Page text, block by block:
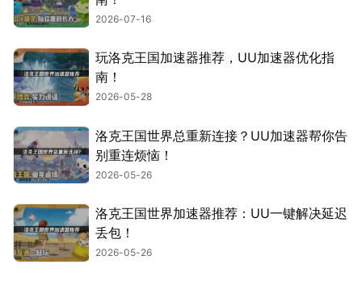
2026-07-16
玩洛克王国加速器推荐，UU加速器优化指
南！
2026-05-28
洛克王国世界总重新连接？UU加速器帮你告
别重连烦恼！
2026-05-26
洛克王国世界加速器推荐：UU一键解决延迟
丢包！
2026-05-26